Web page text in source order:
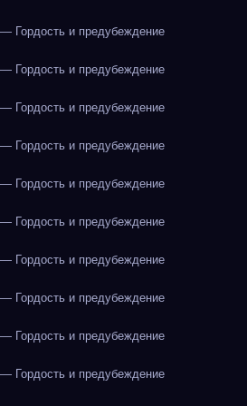
Гордость и предубеждение
Гордость и предубеждение
Гордость и предубеждение
Гордость и предубеждение
Гордость и предубеждение
Гордость и предубеждение
Гордость и предубеждение
Гордость и предубеждение
Гордость и предубеждение
Гордость и предубеждение